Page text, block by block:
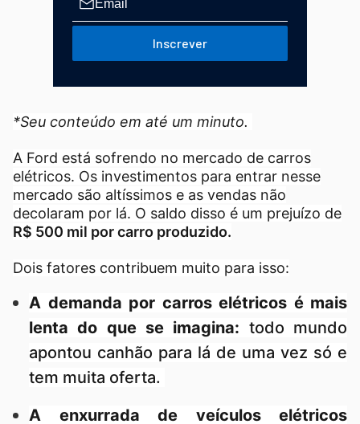
Inscrever
*Seu conteúdo em até um minuto.
A Ford está sofrendo no mercado de carros
elétricos. Os investimentos para entrar nesse
mercado são altíssimos e as vendas não
decolaram por lá. O saldo disso é um prejuízo de
R$ 500 mil por carro produzido.
Dois fatores contribuem muito para isso:
A demanda por carros elétricos é mais
lenta do que se imagina: todo mundo
apontou canhão para lá de uma vez só e
tem muita oferta.
A enxurrada de veículos elétricos